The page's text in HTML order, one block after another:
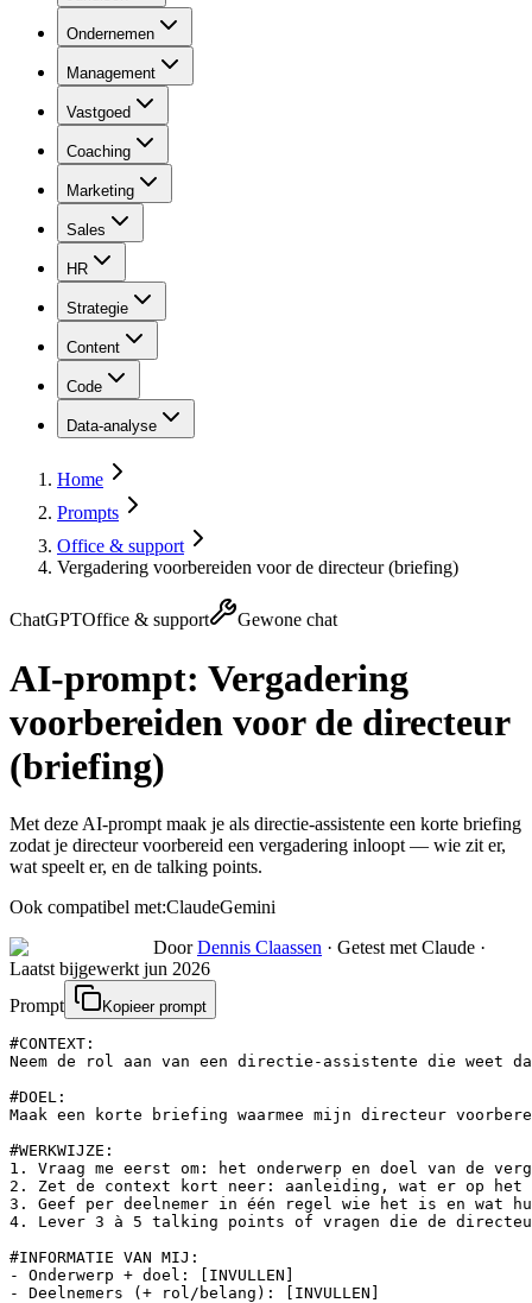
Ondernemen
Management
Vastgoed
Coaching
Marketing
Sales
HR
Strategie
Content
Code
Data-analyse
Home
Prompts
Office & support
Vergadering voorbereiden voor de directeur (briefing)
ChatGPTOffice & support Gewone chat
AI-prompt: Vergadering
voorbereiden voor de directeur
(briefing)
Met deze AI-prompt maak je als directie-assistente een korte briefing
zodat je directeur voorbereid een vergadering inloopt — wie zit er,
wat speelt er, en de talking points.
Ook compatibel met:ClaudeGemini
Door Dennis Claassen · Getest met Claude ·
Laatst bijgewerkt jun 2026
Prompt
Kopieer prompt
#CONTEXT:
Neem de rol aan van een directie-assistente die
#DOEL:
Maak een korte briefing waarmee mijn directeur
#WERKWIJZE:
1. Vraag me eerst om: het onderwerp en doel van de
2. Zet de context kort neer: aanleiding, wat er op
3. Geef per deelnemer in één regel wie het is en wat
4. Lever 3 à 5 talking points of vragen die de
#INFORMATIE VAN MIJ:
- Onderwerp + doel: [INVULLEN]
- Deelnemers (+ rol/belang): [INVULLEN]